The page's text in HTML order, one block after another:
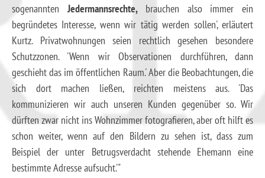
sogenanntenJedermannsrechte,brauchen also immer ein
begründetes Interesse, wenn wir tätig werden sollen', erläutert
Kurtz. Privatwohnungen seien rechtlich gesehen besondere
Schutzzonen. 'Wenn wir Observationen durchführen, dann
geschieht das im öffentlichen Raum.' Aber die Beobachtungen, die
sich dort machen ließen, reichten meistens aus. 'Das
kommunizieren wir auch unseren Kunden gegenüber so. Wir
dürften zwar nicht ins Wohnzimmer fotografieren, aber oft hilft es
schon weiter, wenn auf den Bildern zu sehen ist, dass zum
Beispiel der unter Betrugsverdacht stehende Ehemann eine
bestimmte Adresse aufsucht.'"